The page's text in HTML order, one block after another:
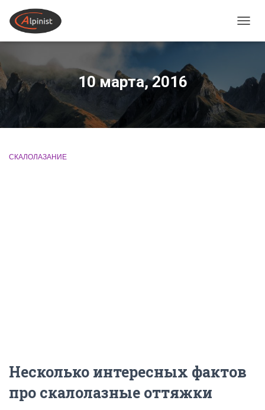
10 марта, 2016
СКАЛОЛАЗАНИЕ
Несколько интересных фактов
про скалолазные оттяжки